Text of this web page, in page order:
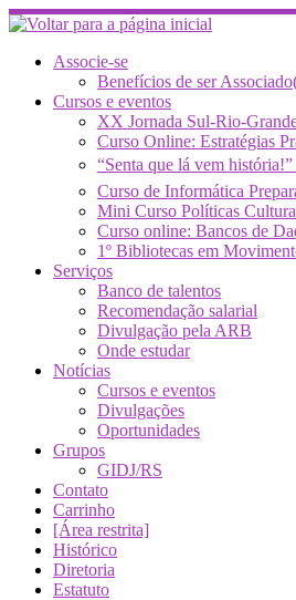
Skip
to
contentAssocie-se
Benefícios de ser
Cursos e eventos
XX Jornada Sul-Rio-
Curso Online: Estratégias
“Senta que lá vem
Curso de Informática
Mini Curso Políticas
Curso online: Bancos de
1º Bibliotecas em
Serviços
Banco de talentos
Recomendação salarial
Divulgação pela ARB
Onde estudar
Notícias
Cursos e eventos
Divulgações
Oportunidades
Grupos
GIDJ/RS
Contato
Carrinho
[Área restrita]
Histórico
Diretoria
Estatuto